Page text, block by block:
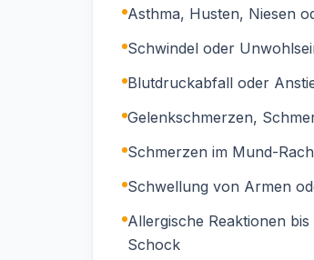
Asthma, Husten, Niesen
Schwindel oder
Blutdruckabfall oder
Gelenkschmerzen,
Schmerzen im Mund-
Schwellung von Armen
Allergische Reaktionen
Schock